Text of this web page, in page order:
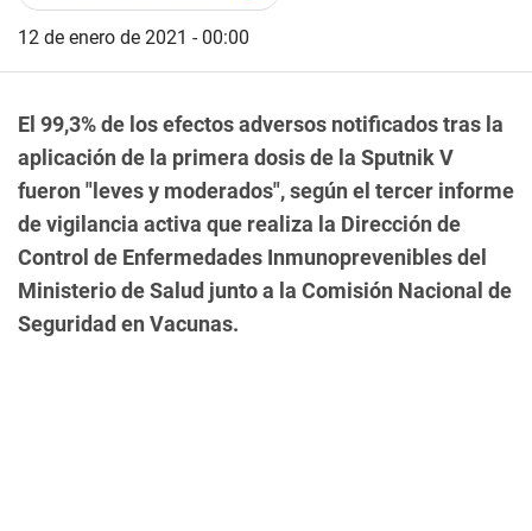
12 de enero de 2021 - 00:00
El 99,3% de los efectos adversos notificados tras la
aplicación de la primera dosis de la Sputnik V
fueron "leves y moderados", según el tercer informe
de vigilancia activa que realiza la Dirección de
Control de Enfermedades Inmunoprevenibles del
Ministerio de Salud junto a la Comisión Nacional de
Seguridad en Vacunas.